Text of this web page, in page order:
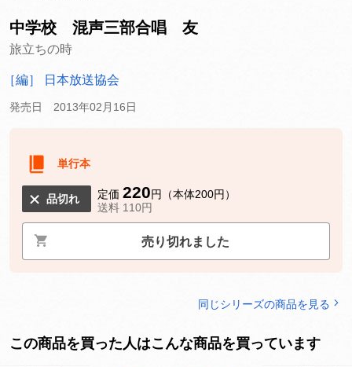
中学校 混声三部合唱 友
旅立ちの時
［編］ 日本放送協会
発売日 2013年02月16日
単行本
品切れ 定価 220円（本体200円）
送料 110円
売り切れました
同じシリーズの商品を見る
この商品を買った人はこんな商品を買っています